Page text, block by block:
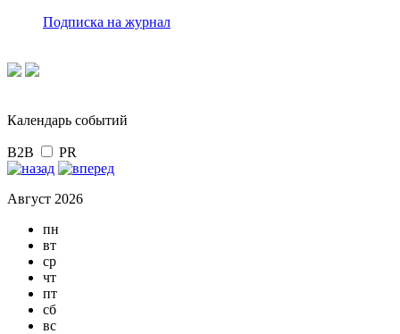
Подписка на журнал
Календарь событий
B2B PR
Август 2026
пн
вт
ср
чт
пт
сб
вс